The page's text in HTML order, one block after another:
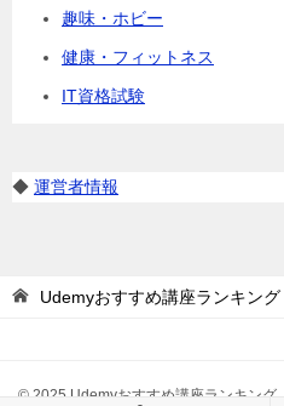
趣味・ホビー
健康・フィットネス
IT資格試験
◆ 運営者情報
Udemyおすすめ講座ランキング
© 2025 Udemyおすすめ講座ランキング